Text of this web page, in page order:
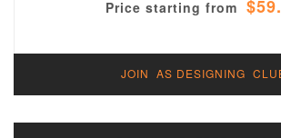
Price starting from
JOIN AS DESIGNING